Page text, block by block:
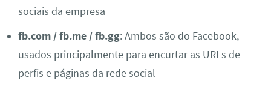
sociais da empresa
fb.com / fb.me / fb.gg: Ambos são do Facebook,
usados principalmente para encurtar as URLs de
perfis e páginas da rede social